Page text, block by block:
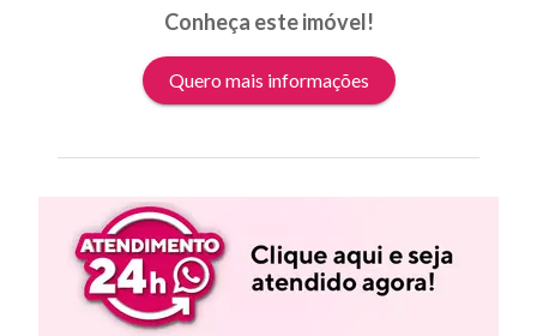
Conheça este imóvel!
Quero mais informações